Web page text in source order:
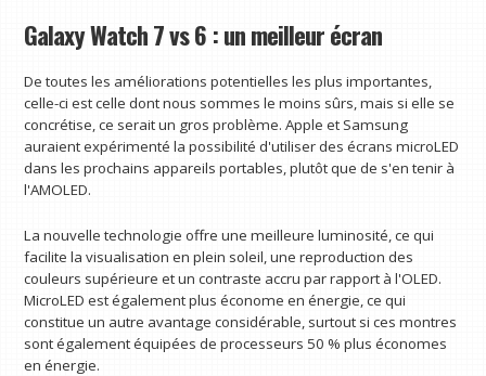
Galaxy Watch 7 vs 6 : un meilleur écran
De toutes les améliorations potentielles les plus importantes,
celle-ci est celle dont nous sommes le moins sûrs, mais si elle se
concrétise, ce serait un gros problème. Apple et Samsung
auraient expérimenté la possibilité d'utiliser des écrans microLED
dans les prochains appareils portables, plutôt que de s'en tenir à
l'AMOLED.
La nouvelle technologie offre une meilleure luminosité, ce qui
facilite la visualisation en plein soleil, une reproduction des
couleurs supérieure et un contraste accru par rapport à l'OLED.
MicroLED est également plus économe en énergie, ce qui
constitue un autre avantage considérable, surtout si ces montres
sont également équipées de processeurs 50 % plus économes
en énergie.